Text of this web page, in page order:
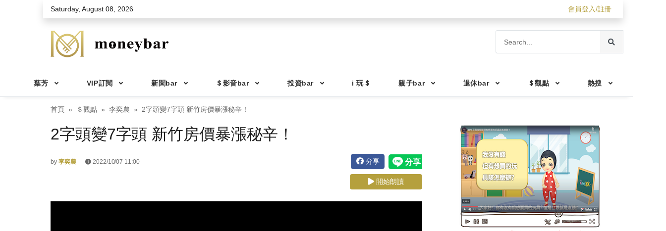
Skip to main contentSaturday, August 08, 2026 會員登入/註冊
葉芳 VIP訂閱 新聞bar ＄影音bar 投資bar i 玩＄ 親子bar 退休bar ＄觀點 熱搜
首頁 ＄觀點 李奕農 2字頭變7字頭 新竹房價暴漲秘辛！
2字頭變7字頭 新竹房價暴漲秘辛！
by 李奕農 2022/10/07 11:00 分享
開始朗讀